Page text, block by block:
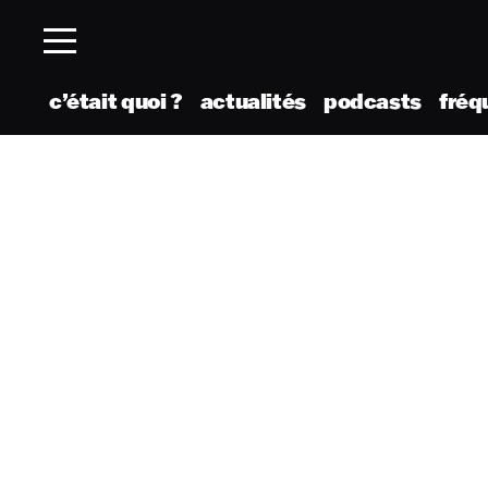
c’était quoi ? actualités podcasts